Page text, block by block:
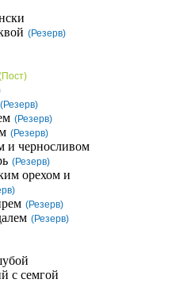
(Резерв)
(Резерв)
(Резерв)
(Резерв)
и черносливом
(Резерв)
орехом и
(Резерв)
(Резерв)
с семгой